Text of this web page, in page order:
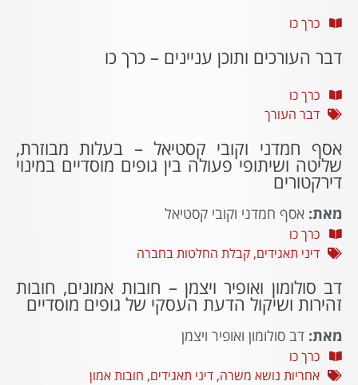
כרך כו
דבר העורכים ותוכן עניינים – כרך כו
כרך כו
דבר העורך
אסף חמדני וקובי קסטיאל – בעלות מבוזרת,
שליטה ושיתופי פעולה בין גופים מוסדיים במינוי
דירקטורים
מאת: אסף חמדני וקובי קסטיאל
כרך כו
דיני תאגידים, קבלת החלטות בחברה
דב סולומון ואופיר ויצמן – חובות אמונים, חובות
זהירות ושיקול הדעת העסקי של גופים מוסדיים
מאת: דב סולומון ואופיר ויצמן
כרך כו
אחריות נושא משרה, דיני תאגידים, חובות אמון